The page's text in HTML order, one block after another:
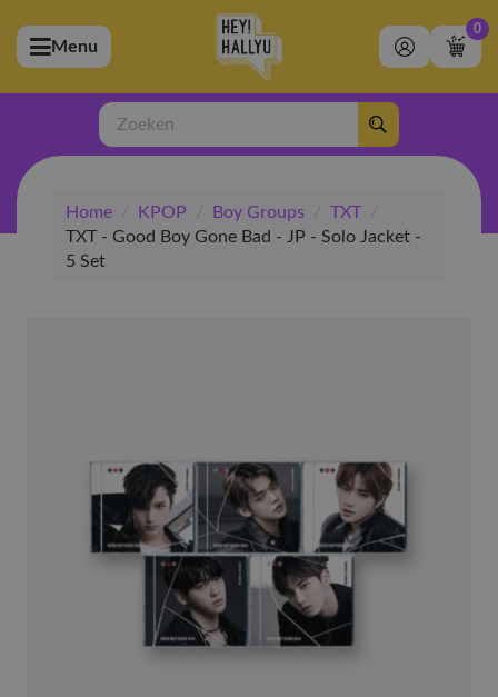
(Artiesten)
(Merchandise)
(Exclusive)
(Winkel)
Menu
0
Zoeken
Home / KPOP / Boy Groups / TXT
/
TXT - Good Boy Gone Bad - JP - Solo Jacket -
5 Set